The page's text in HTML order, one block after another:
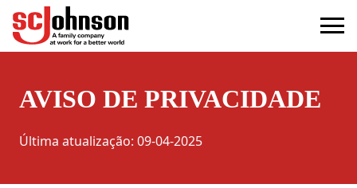
(Opens in a new tab)
AVISO DE PRIVACIDADE
Última atualização: 09-04-2025